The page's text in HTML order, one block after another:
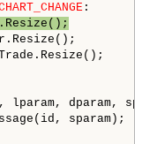
:
dparam,
sparam);